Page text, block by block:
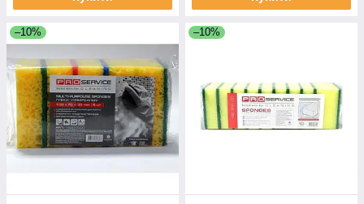
–10% –10%